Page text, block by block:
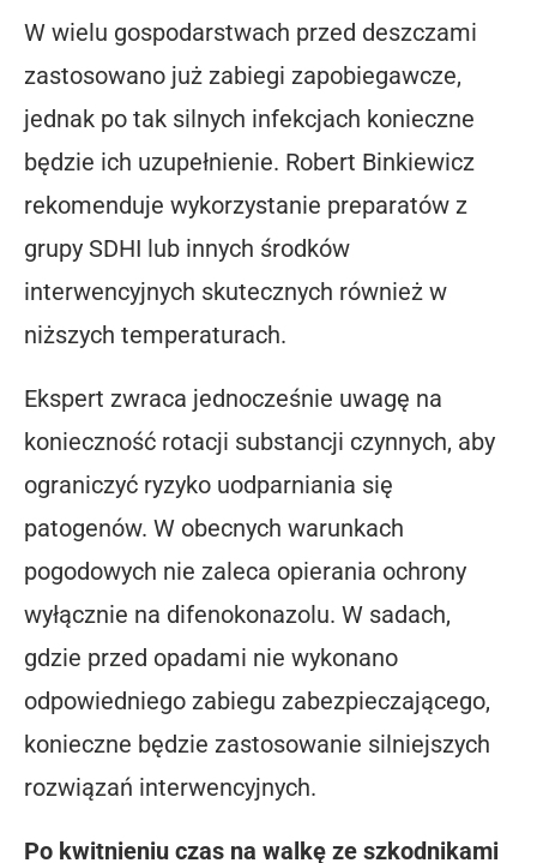
W wielu gospodarstwach przed deszczami
zastosowano już zabiegi zapobiegawcze,
jednak po tak silnych infekcjach konieczne
będzie ich uzupełnienie. Robert Binkiewicz
rekomenduje wykorzystanie preparatów z
grupy SDHI lub innych środków
interwencyjnych skutecznych również w
niższych temperaturach.
Ekspert zwraca jednocześnie uwagę na
konieczność rotacji substancji czynnych, aby
ograniczyć ryzyko uodparniania się
patogenów. W obecnych warunkach
pogodowych nie zaleca opierania ochrony
wyłącznie na difenokonazolu. W sadach,
gdzie przed opadami nie wykonano
odpowiedniego zabiegu zabezpieczającego,
konieczne będzie zastosowanie silniejszych
rozwiązań interwencyjnych.
Po kwitnieniu czas na walkę ze szkodnikami